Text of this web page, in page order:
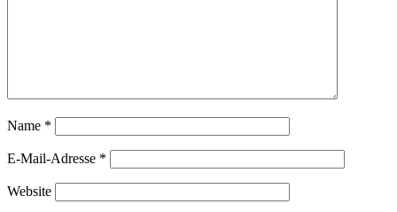
Name *
E-Mail-Adresse *
Website